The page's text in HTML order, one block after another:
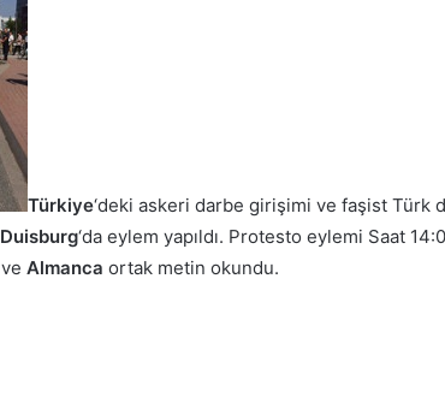
Türkiye‘deki askeri darbe girişimi ve faşist Türk
Duisburg‘da eylem yapıldı. Protesto eylemi Saat
ve Almanca ortak metin okundu.